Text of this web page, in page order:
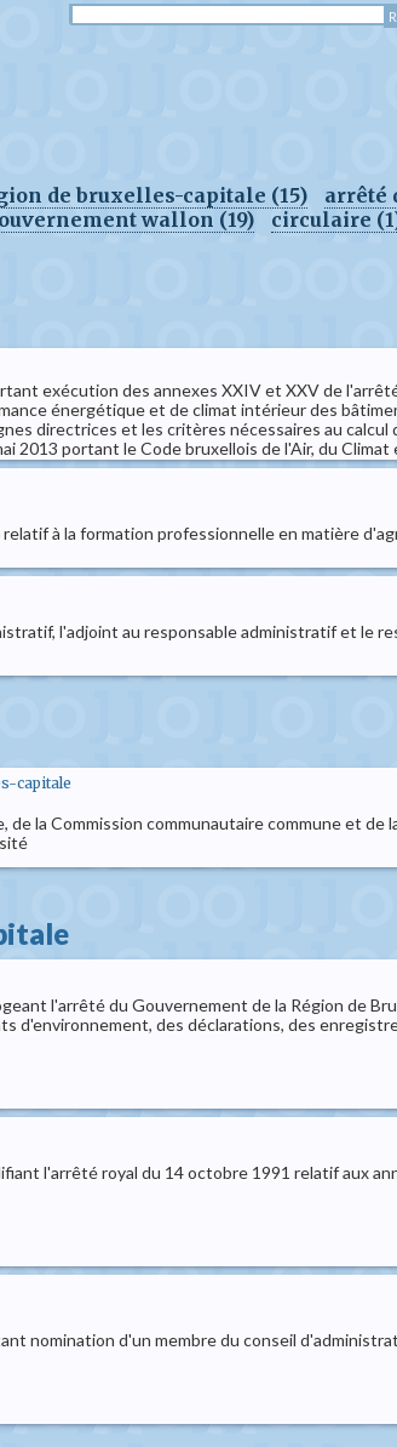
de bruxelles-capitale (15)
arrêté
wallon (19) circulaire
exécution des annexes XXIV et XXV de
énergétique et de climat intérieur des
directrices et les critères nécessaires au
2013 portant le Code bruxellois de l'Air, du
à la formation professionnelle en matière
l'adjoint au responsable administratif et le
capitale
la Commission communautaire commune et
l'arrêté du Gouvernement de la Région de
d'environnement, des déclarations, des
l'arrêté royal du 14 octobre 1991 relatif aux
nomination d'un membre du conseil